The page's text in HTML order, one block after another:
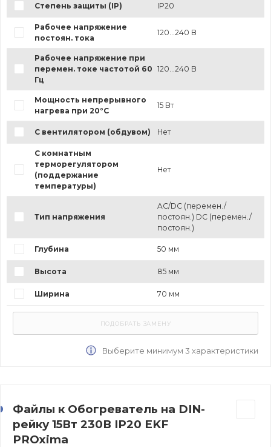
Степень защиты (IP) IP20
Рабочее напряжение
постоян. тока
120...240 В
Рабочее напряжение при
перемен. токе частотой 60
Гц
120...240 В
Мощность непрерывного
нагрева при 20°C
15 Вт
С вентилятором (обдувом) Нет
С комнатным
терморегулятором
(поддержание
температуры)
Нет
Тип напряжения
AC/DC (перемен./
постоян.) DC (перемен./
постоян.)
Глубина 50 мм
Высота 85 мм
Ширина 70 мм
Выберите минимум 3 характеристики
Файлы к Обогреватель на DIN-
рейку 15Вт 230В IP20 EKF
PROxima